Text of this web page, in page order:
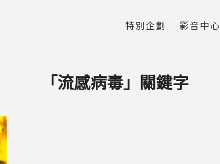
特別企劃 影音中心
「流感病毒」關鍵字